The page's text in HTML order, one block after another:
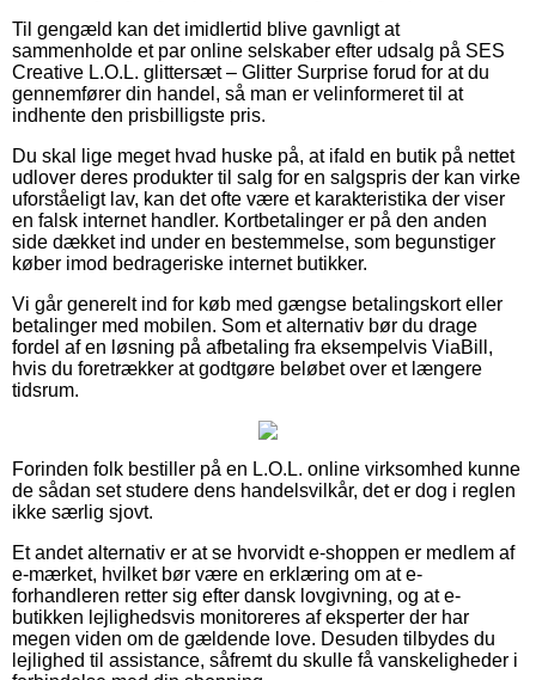
Til gengæld kan det imidlertid blive gavnligt at
sammenholde et par online selskaber efter udsalg på SES
Creative L.O.L. glittersæt – Glitter Surprise forud for at du
gennemfører din handel, så man er velinformeret til at
indhente den prisbilligste pris.
Du skal lige meget hvad huske på, at ifald en butik på nettet
udlover deres produkter til salg for en salgspris der kan virke
uforståeligt lav, kan det ofte være et karakteristika der viser
en falsk internet handler. Kortbetalinger er på den anden
side dækket ind under en bestemmelse, som begunstiger
køber imod bedrageriske internet butikker.
Vi går generelt ind for køb med gængse betalingskort eller
betalinger med mobilen. Som et alternativ bør du drage
fordel af en løsning på afbetaling fra eksempelvis ViaBill,
hvis du foretrækker at godtgøre beløbet over et længere
tidsrum.
Forinden folk bestiller på en L.O.L. online virksomhed kunne
de sådan set studere dens handelsvilkår, det er dog i reglen
ikke særlig sjovt.
Et andet alternativ er at se hvorvidt e-shoppen er medlem af
e-mærket, hvilket bør være en erklæring om at e-
forhandleren retter sig efter dansk lovgivning, og at e-
butikken lejlighedsvis monitoreres af eksperter der har
megen viden om de gældende love. Desuden tilbydes du
lejlighed til assistance, såfremt du skulle få vanskeligheder i